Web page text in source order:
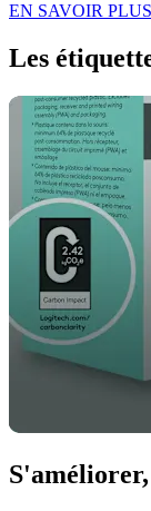
EN SAVOIR
Les